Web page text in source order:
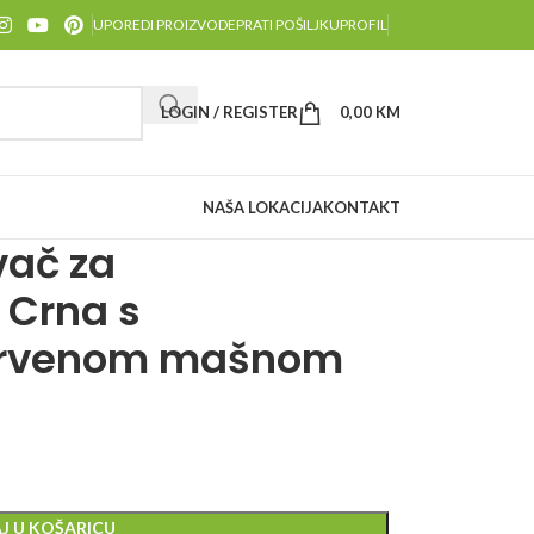
UPOREDI PROIZVODEPRATI POŠILJKUPROFIL
LOGIN / REGISTER 0,00 KM
NAŠA LOKACIJAKONTAKT
za
s
mašnom
U KOŠARICU